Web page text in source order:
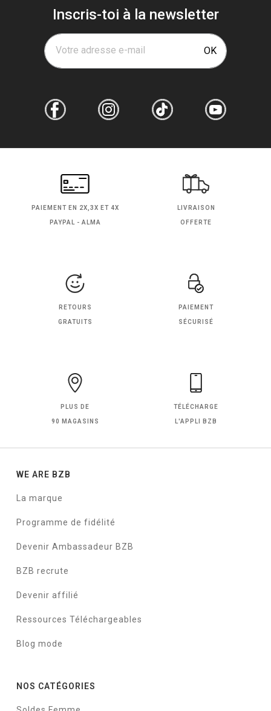
Inscris-toi à la newsletter
Votre adresse e-mail OK
PAIEMENT EN 2X,3X ET 4X
PAYPAL - ALMA
LIVRAISON
OFFERTE
RETOURS
GRATUITS
PAIEMENT
SÉCURISÉ
PLUS DE
90 MAGASINS
TÉLÉCHARGE
L'APPLI BZB
WE ARE BZB
La marque
Programme de fidélité
Devenir Ambassadeur BZB
BZB recrute
Devenir affilié
Ressources Téléchargeables
Blog mode
NOS CATÉGORIES